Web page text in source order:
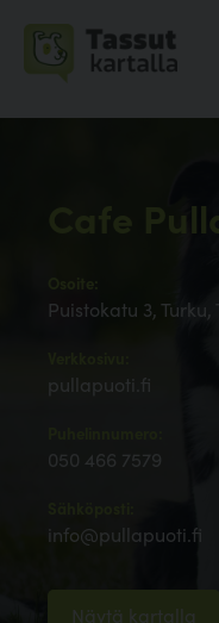
Cafe
Puistokatu 3, Turku,
pullapuoti.fi
050 466 7579
info@pullapuoti.fi
Näytä kartalla